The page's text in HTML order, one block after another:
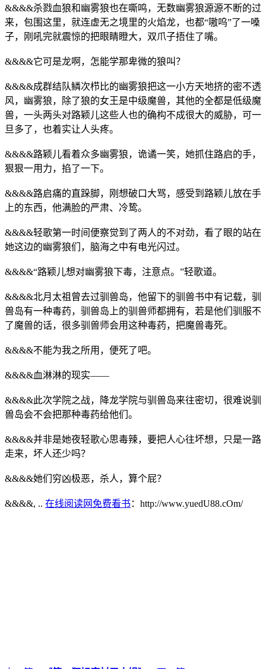
&&&&杀戮血狼和幽雾狼也在嘶鸣，无数幽雾狼源源不断的过
来，包围这里，就连虚无之境里的火焰龙，也都“嗷呜”了一嗓
子，刚吼完就震惊的把眼睛瞪大，双爪子捂住了嘴。
&&&&它可是龙啊，怎能学那卑微的狼叫？
&&&&成群结队鳞次栉比的幽雾狼把这一小方天地挤的密不透
风，幽雾狼，除了狼的女王是中级魔兽，其他的全都是低级魔
兽，一头两头对路颖儿这些人也的确构不成很大的威胁，可一
旦多了，也着实让人头疼。
&&&&路颖儿看着众多幽雾狼，诡谲一笑，她抓住路启的手，
狠狠一用力，掐了一下。
&&&&路启痛的直跺脚，刚想破口大骂，感受到路颖儿放在手
上的东西，他满脸的严肃、冷鸷。
&&&&轻歌第一时间便察觉到了两人的不对劲，看了眼的站在
她这边的幽雾狼们，脑海之中有电光闪过。
&&&&“路颖儿想对幽雾狼下毒，注意点。”轻歌道。
&&&&北月太祖曾去过驯兽岛，他留下的驯兽书中有记载，驯
兽岛有一种毒药，驯兽岛上的驯兽师都拥有，若是他们驯服不
了魔兽的话，很多驯兽师会用这种毒药，把魔兽毒死。
&&&&不能为我之所用，便死了吧。
&&&&血淋淋的现实——
&&&&此次学院之战，降龙学院与驯兽岛来往密切，很难说驯
兽岛会不会把那种毒药给他们。
&&&&并非是她夜轻歌心思毒辣，要把人心往坏想，只是一路
走来，坏人还少吗？
&&&&她们穷凶极恶，杀人，算个屁？
&&&&, .. 在线阅读网免费看书 ：http://www.yuedU88.cOm/